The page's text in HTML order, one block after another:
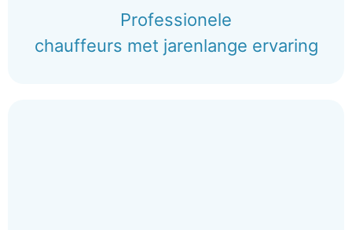
Professionele
chauffeurs met jarenlange ervaring